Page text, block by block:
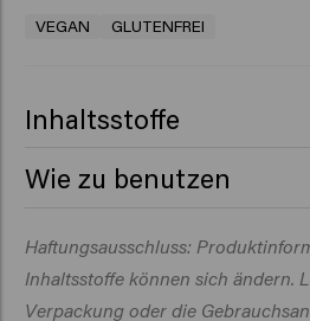
VEGAN GLUTENFREI
Inhaltsstoffe
Amodimethicone,
Hydrogenated Castor Oil, Stearyl
Trideceth-6, Dipropylene Glycol,
Glycolic Acid,
Wie zu benutzen
Nicht ausspülen.
Haftungsausschluss:
Inhaltsstoffe können sich ändern.
Verpackung oder die